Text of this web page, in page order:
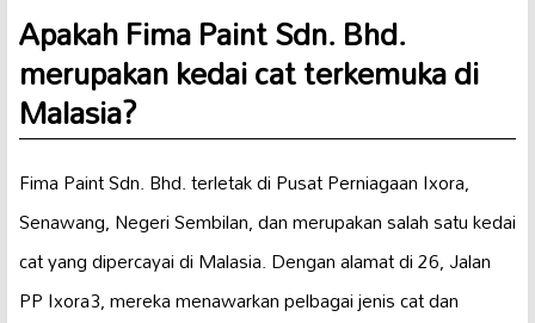
Apakah Fima Paint Sdn. Bhd.
merupakan kedai cat terkemuka di
Malasia?
Fima Paint Sdn. Bhd. terletak di Pusat Perniagaan Ixora,
Senawang, Negeri Sembilan, dan merupakan salah satu kedai
cat yang dipercayai di Malasia. Dengan alamat di 26, Jalan
PP Ixora3, mereka menawarkan pelbagai jenis cat dan